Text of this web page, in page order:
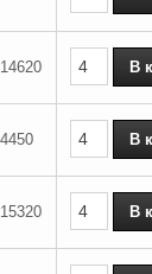
14620
4450
15320